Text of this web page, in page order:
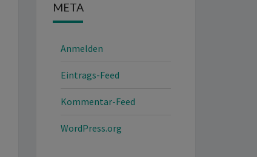
META
Anmelden
Eintrags-Feed
Kommentar-Feed
WordPress.org